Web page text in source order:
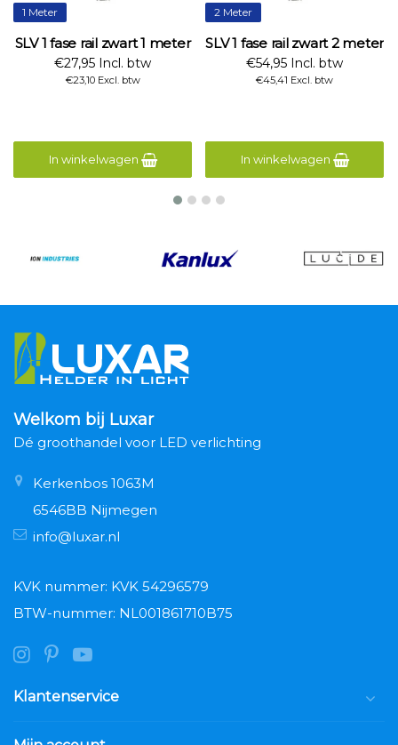
1 Meter
SLV 1 fase rail zwart 1 meter
€27,95 Incl. btw
€23,10 Excl. btw
In winkelwagen
2 Meter
SLV 1 fase rail zwart 2 meter
€54,95 Incl. btw
€45,41 Excl. btw
In winkelwagen
Welkom bij Luxar
Dé groothandel voor LED verlichting
Kerkenbos 1063M
6546BB Nijmegen
info@luxar.nl
KVK nummer: KVK 54296579
BTW-nummer: NL001861710B75
Klantenservice